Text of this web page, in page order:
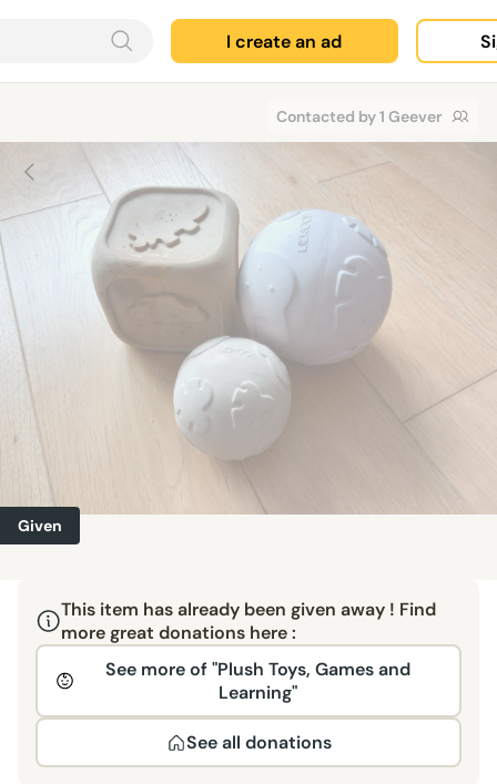
I create an ad
Contacted by 1 Geever
Given
This item has already been given away ! Find
more great donations here :
See more of "Plush Toys, Games and
Learning"
See all donations